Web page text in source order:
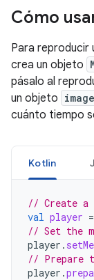
Cómo
Para reproducir
crea un objeto
pásalo al
un objeto
cuánto tiempo
Kotlin
// Create a
val player =
// Set the
player .
// Prepare
player .